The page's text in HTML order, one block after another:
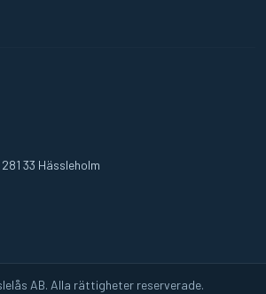
33 Hässleholm
AB. Alla rättigheter reserverade.